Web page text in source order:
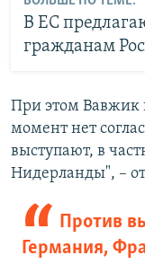
В ЕС
гражданам
При этом Вавжик
момент нет
выступают, в
Нидерланды", –
Против
Германия,